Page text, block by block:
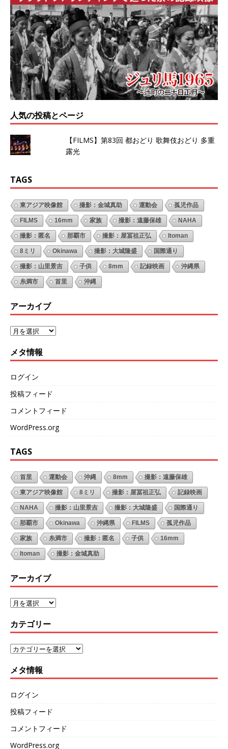
人気の投稿とページ
【FILMS】第83回 都おどり 歌舞伎おどり 多重
露光
TAGS
東アジア映像館 撮影：金城真助 運動会 孤児作品
FILMS 16mm 家族 撮影：遠藤保雄 NAHA
撮影：匿名 那覇市 撮影：屋冨祖正弘 Itoman
8ミリ Okinawa 撮影：大城隆盛 国際通り
撮影：山里景吉 子供 8mm 記録映画 沖縄県
糸満市 首里 沖縄
アーカイブ
メタ情報
ログイン
投稿フィード
コメントフィード
WordPress.org
TAGS
首里 運動会 沖縄 8mm 撮影：遠藤保雄
東アジア映像館 8ミリ 撮影：屋冨祖正弘 記録映画
NAHA 撮影：山里景吉 撮影：大城隆盛 国際通り
那覇市 Okinawa 沖縄県 FILMS 孤児作品
家族 糸満市 撮影：匿名 子供 16mm
Itoman 撮影：金城真助
アーカイブ
カテゴリー
メタ情報
ログイン
投稿フィード
コメントフィード
WordPress.org